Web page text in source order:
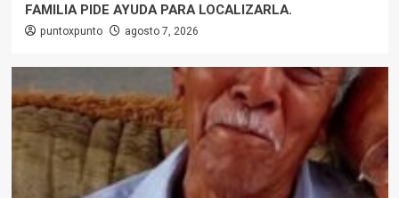
FAMILIA PIDE AYUDA PARA LOCALIZARLA.
puntoxpunto agosto 7, 2026